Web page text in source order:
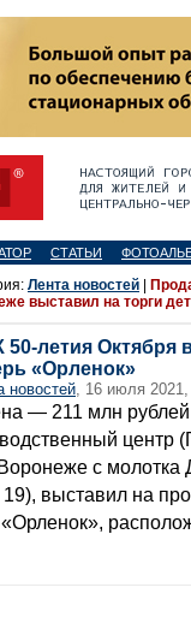
СТАТЬИ
Лента новостей
выставил на торги
50-летия Октября
«Орленок»
новостей, 16 июля
— 211 млн
с молотка
выставил на